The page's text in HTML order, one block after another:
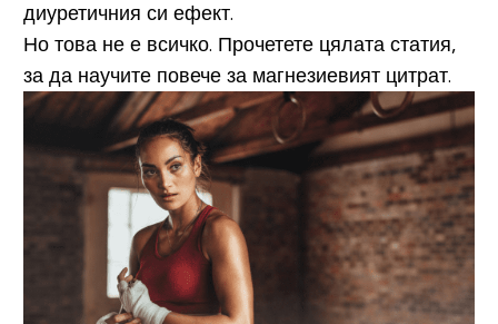
диуретичния си ефект.
Но това не е всичко. Прочетете цялата статия,
за да научите повече за магнезиевият цитрат.